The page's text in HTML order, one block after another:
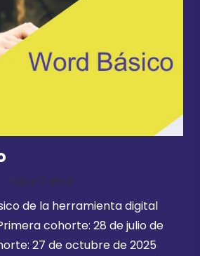
hace 2 años
de la herramienta digital
Primera cohorte: 28 de julio de
27 de octubre de 2025